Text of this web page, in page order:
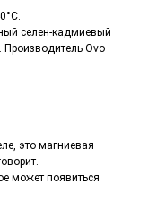
селен-кадмиевый
Ovo
это магниевая
может появиться